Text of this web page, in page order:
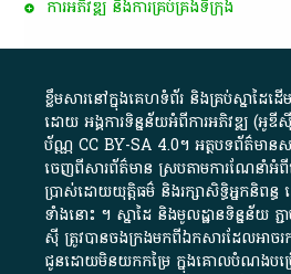
ការអភិវឌ្ឍ និងការគ្រប់គ្រងទីក្រុង
ខ្លឹមសារ​នៅ​ក្នុង​គេហទំព័រ និង​គ្រប់​ស្នា​ដៃ​
ដោយ​ អង្គការ​ទិន្នន័យ​អំពី​ការអភិវឌ្ឍ​​ (អូ​ឌី​ស៊ី
ប័ណ្ណ​CC BY-SA 4.0។​ អត្ថបទ​ព័ត៌មាន​
ចេញពី​សារព័ត៌មាន ស្របតាមការ​ណែនាំ​អំ
ប្រាស់​ដោយ​យុត្តិធម៌​ និង​រក្សាសិទ្ធិអ្នកនិពន្
ទាំង​នោះ​ ។​ ស្នាដៃ​ និង​មូលដ្ឋាន​ទិន្នន័យ
ស៊ី​ ត្រូវ​បាន​ចងក្រង​មក​ពី​ឯកសារ​ដែល​អាច​
ជូន​ដោយ​មិន​យក​កម្រៃ​ ក្នុង​គោលបំណង​បម្រ